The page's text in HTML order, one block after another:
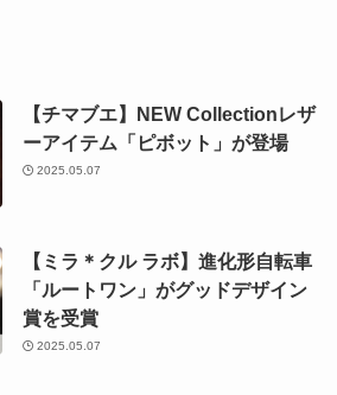
【チマブエ】NEW Collectionレザ
ーアイテム「ピボット」が登場
2025.05.07
【ミラ＊クル ラボ】進化形自転車
「ルートワン」がグッドデザイン
賞を受賞
2025.05.07